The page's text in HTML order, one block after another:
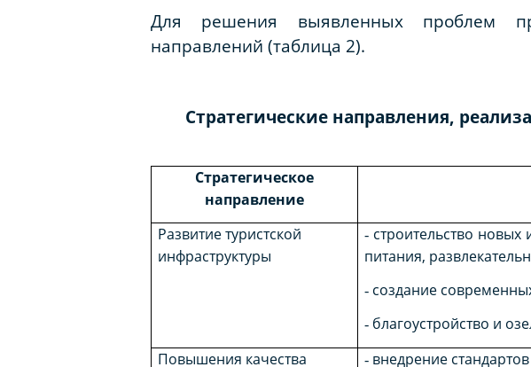
Для решения выявленных проблем
направлений (таблица 2).
Стратегические направления,
Стратегическое
направление
Развитие туристской
инфраструктуры
‑ строительство
питания,
‑ создание
‑ благоустройство и
Повышения качества
‑ внедрение